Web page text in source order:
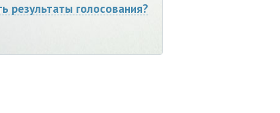
результаты голосования?